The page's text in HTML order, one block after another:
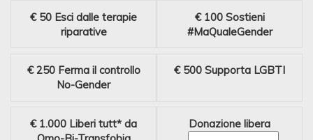
€ 50 Esci dalle terapie
riparative
€ 100 Sostieni
#MaQualeGender
€ 250 Ferma il controllo
No-Gender
€ 500 Supporta LGBTI
€ 1.000 Liberi tutt* da
Donazione libera